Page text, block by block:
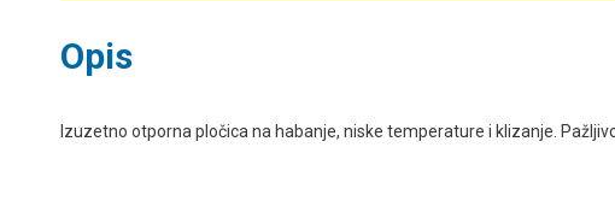
Opis
Izuzetno otporna pločica na habanje, niske temperature i klizanje.